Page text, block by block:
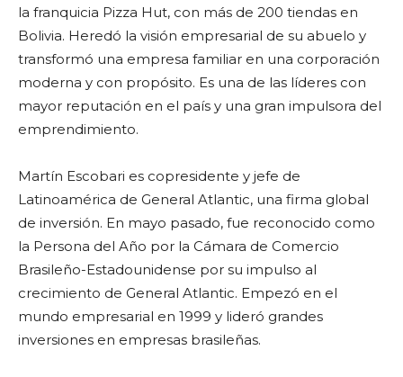
la franquicia Pizza Hut, con más de 200 tiendas en
Bolivia. Heredó la visión empresarial de su abuelo y
transformó una empresa familiar en una corporación
moderna y con propósito. Es una de las líderes con
mayor reputación en el país y una gran impulsora del
emprendimiento.
Martín Escobari es copresidente y jefe de
Latinoamérica de General Atlantic, una firma global
de inversión. En mayo pasado, fue reconocido como
la Persona del Año por la Cámara de Comercio
Brasileño-Estadounidense por su impulso al
crecimiento de General Atlantic. Empezó en el
mundo empresarial en 1999 y lideró grandes
inversiones en empresas brasileñas.